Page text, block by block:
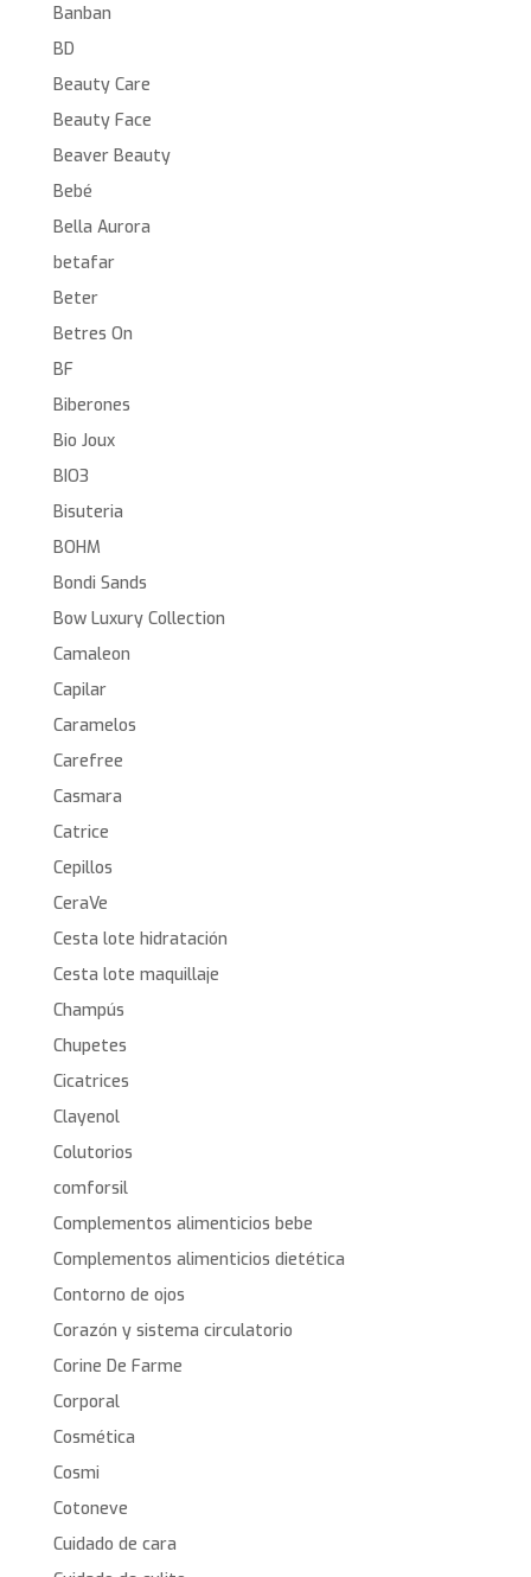
Banban
BD
Beauty Care
Beauty Face
Beaver Beauty
Bebé
Bella Aurora
betafar
Beter
Betres On
BF
Biberones
Bio Joux
BIO3
Bisuteria
BOHM
Bondi Sands
Bow Luxury Collection
Camaleon
Capilar
Caramelos
Carefree
Casmara
Catrice
Cepillos
CeraVe
Cesta lote hidratación
Cesta lote maquillaje
Champús
Chupetes
Cicatrices
Clayenol
Colutorios
comforsil
Complementos alimenticios bebe
Complementos alimenticios dietética
Contorno de ojos
Corazón y sistema circulatorio
Corine De Farme
Corporal
Cosmética
Cosmi
Cotoneve
Cuidado de cara